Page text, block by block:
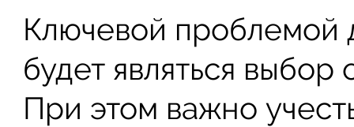
Ключевой проблемой
будет являться
При этом важно